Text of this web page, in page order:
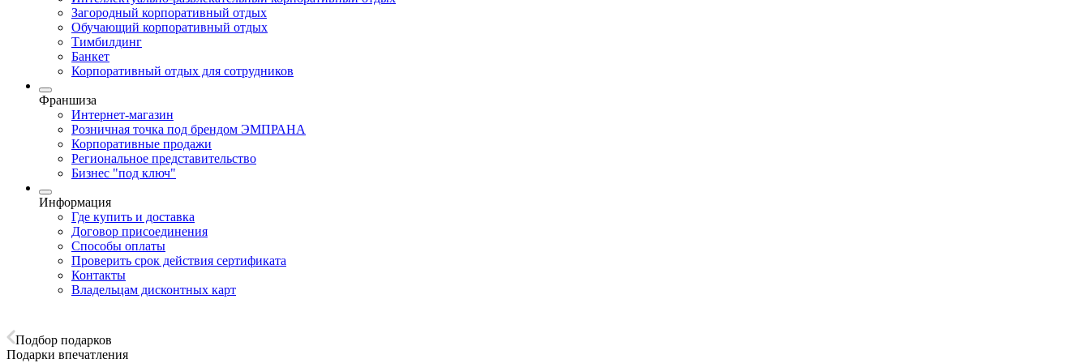
Загородный корпоративный отдых
Обучающий корпоративный отдых
Тимбилдинг
Банкет
Корпоративный отдых для сотрудников
Франшиза
Интернет-магазин
Розничная точка под брендом ЭМПРАНА
Корпоративные продажи
Региональное представительство
Бизнес "под ключ"
Информация
Где купить и доставка
Договор присоединения
Способы оплаты
Проверить срок действия сертификата
Контакты
Владельцам дисконтных карт
Подбор подарков
Подарки впечатления